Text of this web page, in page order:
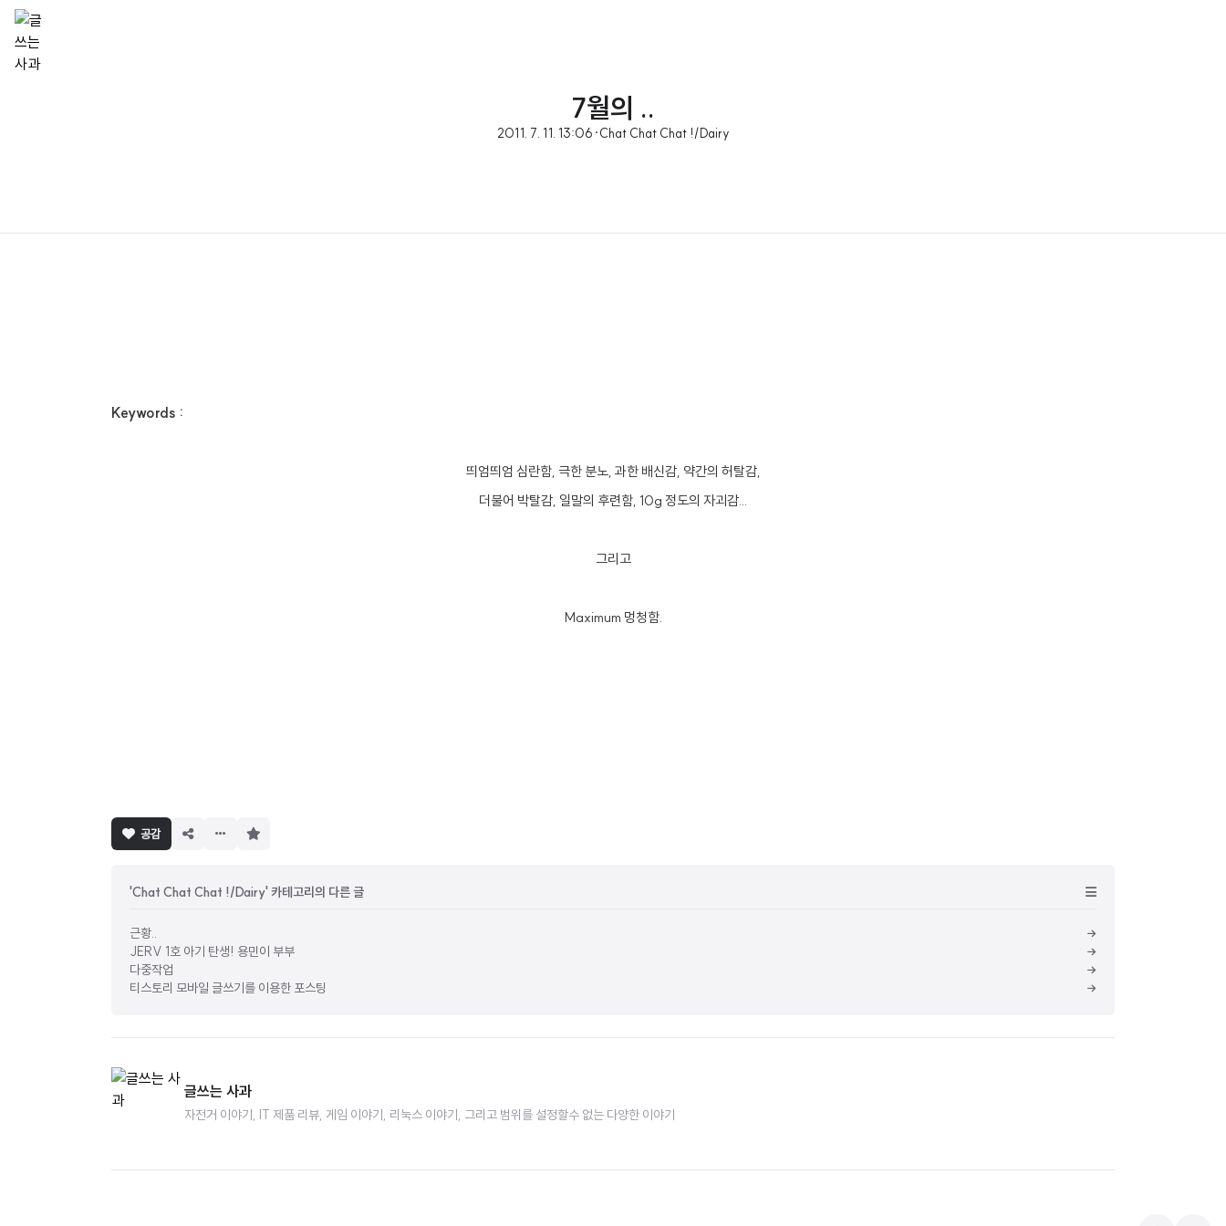
7월의 ..
2011. 7. 11. 13:06 ·Chat Chat Chat !/Dairy
Keywords :
띄엄띄엄 심란함, 극한 분노, 과한 배신감, 약간의 허탈감,
더불어 박탈감, 일말의 후련함, 10g 정도의 자괴감...
그리고
Maximum 멍청함.
공감
'Chat Chat Chat !/Dairy' 카테고리의 다른 글
근황..
JERV 1호 아기 탄생! 용민이 부부
다중작업
티스토리 모바일 글쓰기를 이용한 포스팅
글쓰는 사과
자전거 이야기, IT 제품 리뷰, 게임 이야기, 리눅스 이야기, 그리고 범위를 설정할수 없는 다양한 이야기